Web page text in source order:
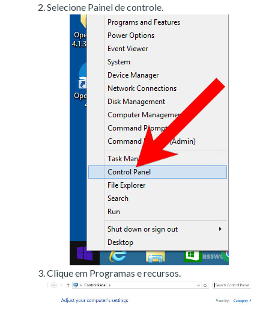
Selecione Painel de controle.
Clique em Programas e recursos.